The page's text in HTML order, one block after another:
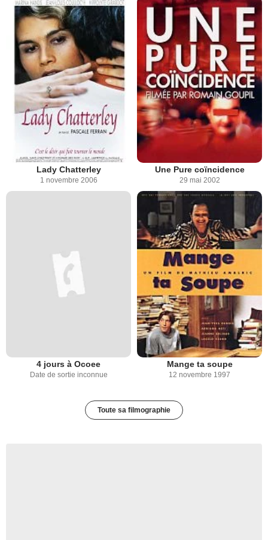
Lady Chatterley
1 novembre 2006
Une Pure coïncidence
29 mai 2002
4 jours à Ocoee
Date de sortie inconnue
Mange ta soupe
12 novembre 1997
Toute sa filmographie